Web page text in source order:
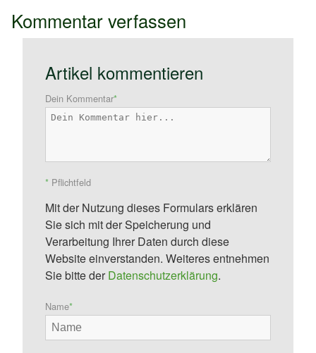
Kommentar verfassen
Artikel kommentieren
Dein Kommentar*
* Pflichtfeld
Mit der Nutzung dieses Formulars erklären
Sie sich mit der Speicherung und
Verarbeitung Ihrer Daten durch diese
Website einverstanden. Weiteres entnehmen
Sie bitte der Datenschutzerklärung.
Name*